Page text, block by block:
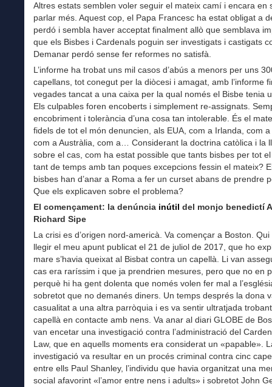
Altres estats semblen voler seguir el mateix camí i encara en
parlar més. Aquest cop, el Papa Francesc ha estat obligat a
perdó i sembla haver acceptat finalment allò que semblava
que els Bisbes i Cardenals poguin ser investigats i castigats
Demanar perdó sense fer reformes no satisfà.
L’informe ha trobat uns mil casos d’abús a menors per uns
capellans, tot conegut per la diòcesi i amagat, amb l’informe
vegades tancat a una caixa per la qual només el Bisbe tenia
Els culpables foren encoberts i simplement re-assignats.
encobriment i tolerància d’una cosa tan intolerable. És el
fidels de tot el món denuncien, als EUA, com a Irlanda, com
com a Austràlia, com a… Considerant la doctrina catòlica i la
sobre el cas, com ha estat possible que tants bisbes per tot
tant de temps amb tan poques excepcions fessin el mateix?
bisbes han d’anar a Roma a fer un curset abans de prendre
Que els explicaven sobre el problema?
El començament: la denúncia inútil del monjo benedictí
Richard Sipe
La crisi es d’origen nord-americà. Va començar a Boston.
llegir el meu apunt publicat el 21 de juliol de 2017, que ho
mare s’havia queixat al Bisbat contra un capellà. Li van
cas era raríssim i que ja prendrien mesures, pero que no en
perquè hi ha gent dolenta que només volen fer mal a
sobretot que no demanés diners. Un temps després la dona
casualitat a una altra parròquia i es va sentir ultratjada
capellà en contacte amb nens. Va anar al diari GLOBE de
van encetar una investigació contra l’administració del
Law, que en aquells moments era considerat un «papable».
investigació va resultar en un procés criminal contra cinc
entre ells Paul Shanley, l’individu que havia organitzat una
social afavorint «l’amor entre nens i adults» i sobretot John